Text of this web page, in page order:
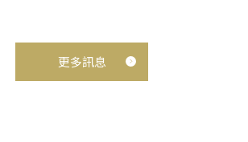
更多訊息